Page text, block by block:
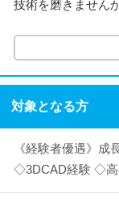
技術を磨きませんか
対象となる方
《経験者優遇》成
◇3DCAD経験 ◇高